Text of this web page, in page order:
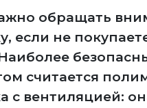
обращать
если не
считается
с вентиляцией: